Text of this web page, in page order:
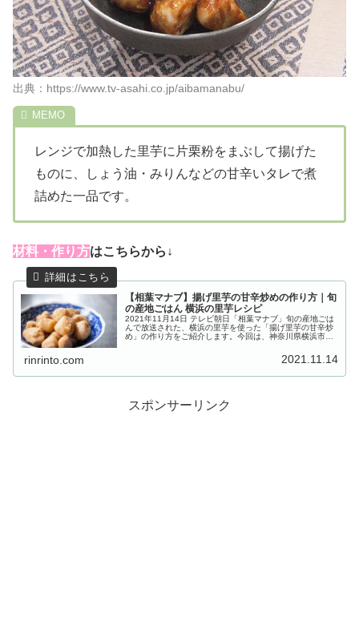
出典：https://www.tv-asahi.co.jp/aibamanabu/
レンジで加熱した里芋に片栗粉をまぶして揚げた
ものに、しょう油・みりんなどの甘辛いタレで煮
詰めた一品です。
材料・作り方はこちらから↓
【相葉マナブ】揚げ里芋の甘辛炒めの作り方｜旬
の産地ごはん 横浜の里芋レシピ
2021年11月14日 テレビ朝日「相葉マナブ」旬の産地ごは
んで放送された、横浜の里芋を使った「揚げ里芋の甘辛炒
め」の作り方をご紹介します。今回は、神奈川県横浜市の
rinrinto.com 2021.11.14
スポンサーリンク